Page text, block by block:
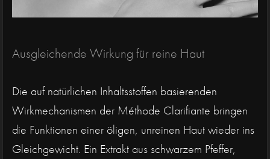
Ausgleichende Wirkung für reine Haut
Die auf natürlichen Inhaltsstoffen basierenden
Wirkmechanismen der Méthode Clarifiante bringen
die Funktionen einer öligen, unreinen Haut wieder ins
Gleichgewicht. Ein Extrakt aus schwarzem Pfeffer,